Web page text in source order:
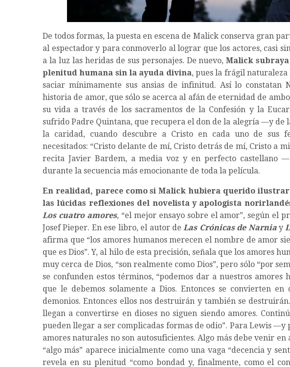
De todos formas, la puesta en escena de Malick conserva gran
al espectador y para conmoverlo al lograr que los actores, casi
a la luz las heridas de sus personajes. De nuevo,Malick
plenitud humana sin la ayuda divina, pues la frágil
saciar mínimamente sus ansias de infinitud. Así lo constatan
historia de amor, que sólo se acerca al afán de eternidad de
su vida a través de los sacramentos de la Confesión y la
sufrido Padre Quintana, que recupera el don de la alegría —y de
la caridad, cuando descubre a Cristo en cada uno de sus
necesitados: “Cristo delante de mí, Cristo detrás de mí, Cristo a
recita Javier Bardem, a media voz y en perfecto castellano
durante la secuencia más emocionante de toda la película.
En realidad, parece como si Malick hubiera querido
las lúcidas reflexiones del novelista y apologista
Los cuatro amores, “el mejor ensayo sobre el amor”, según el
Josef Pieper. En ese libro, el autor deLas Crónicas de Narniay
afirma que “los amores humanos merecen el nombre de amor
que es Dios”. Y, al hilo de esta precisión, señala que los amores
muy cerca de Dios, “son realmente como Dios”, pero sólo “por
se confunden estos términos, “podemos dar a nuestros amores
que le debemos solamente a Dios. Entonces se convierten en
demonios. Entonces ellos nos destruirán y también se
llegan a convertirse en dioses no siguen siendo amores.
pueden llegar a ser complicadas formas de odio”. Para Lewis
amores naturales no son autosuficientes. Algo más debe venir en
“algo más” aparece inicialmente como una vaga “decencia y
revela en su plenitud “como bondad y, finalmente, como el